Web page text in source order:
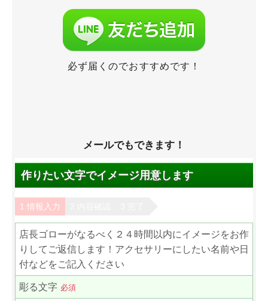
必ず届くのでおすすめです！
メールでもできます！